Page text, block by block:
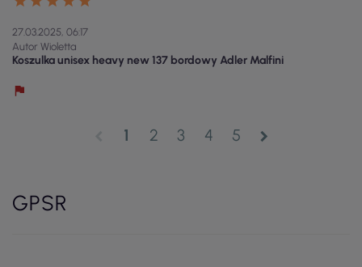
27.03.2025, 06:17
Autor Wioletta
Koszulka unisex heavy new 137 bordowy Adler Malfini
1 2 3 4 5 chevron_right
GPSR